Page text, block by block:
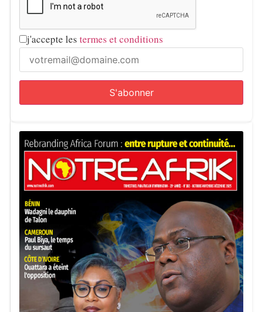
j'accepte les termes et conditions